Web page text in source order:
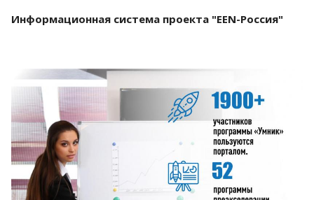
Информационная система проекта "EEN-Россия"
Смотреть проект